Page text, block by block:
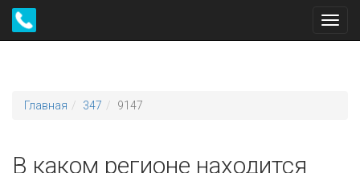
Главная 347 9147
В каком регионе находится